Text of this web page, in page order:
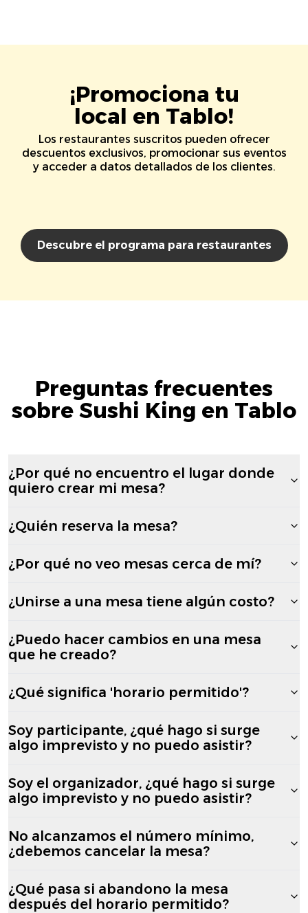
¡Promociona tu
local en Tablo!
Los restaurantes suscritos pueden ofrecer
descuentos exclusivos, promocionar sus eventos
y acceder a datos detallados de los clientes.
Descubre el programa para restaurantes
Preguntas frecuentes
sobre Sushi King en Tablo
¿Por qué no encuentro el lugar donde
quiero crear mi mesa?
¿Quién reserva la mesa?
¿Por qué no veo mesas cerca de mí?
¿Unirse a una mesa tiene algún costo?
¿Puedo hacer cambios en una mesa
que he creado?
¿Qué significa 'horario permitido'?
Soy participante, ¿qué hago si surge
algo imprevisto y no puedo asistir?
Soy el organizador, ¿qué hago si surge
algo imprevisto y no puedo asistir?
No alcanzamos el número mínimo,
¿debemos cancelar la mesa?
¿Qué pasa si abandono la mesa
después del horario permitido?